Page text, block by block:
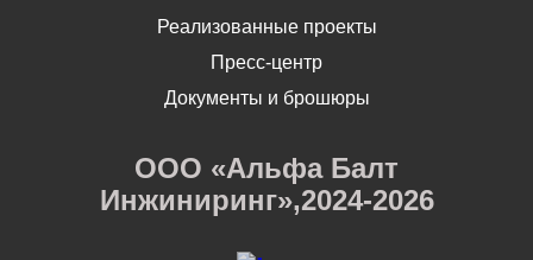
Реализованные проекты
Пресс-центр
Документы и брошюры
ООО «Альфа Балт
Инжиниринг»,2024-2026